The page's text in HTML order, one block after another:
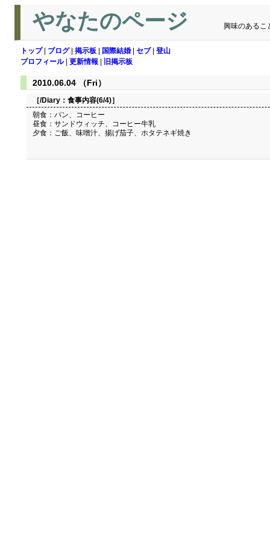
やなたのページ 興味のあるこ
トップ| ブログ| 掲示板 国際結婚 セブ| 登山
プロフィール| 更新情報 旧掲示板
2010.06.04 （Fri）
［/Diary： 食事内容(6/4)］
朝食：パン、コーヒー
昼食：サンドウィッチ、コーヒー牛乳
夕食：ご飯、味噌汁、揚げ茄子、ホタテネギ焼き